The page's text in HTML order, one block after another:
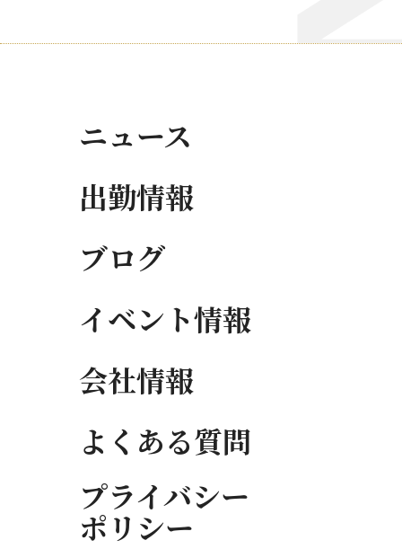
ニュース
出勤情報
ブログ
イベント情報
会社情報
よくある質問
プライバシー
ポリシー